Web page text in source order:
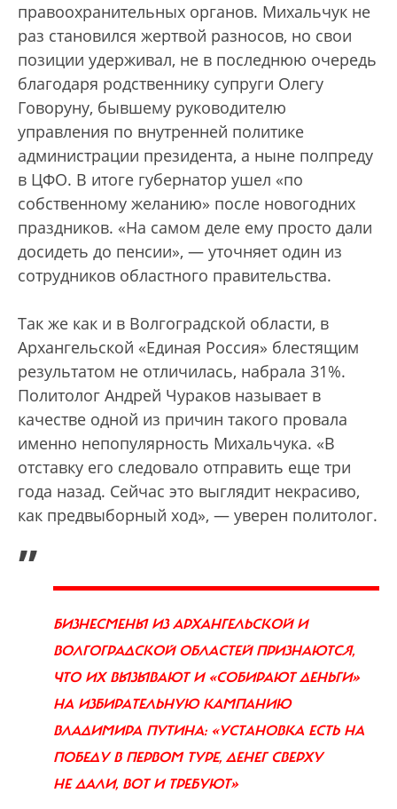
правоохранительных органов. Михальчук не
раз становился жертвой разносов, но свои
позиции удерживал, не в последнюю очередь
благодаря родственнику супруги Олегу
Говоруну, бывшему руководителю
управления по внутренней политике
администрации президента, а ныне полпреду
в ЦФО. В итоге губернатор ушел «по
собственному желанию» после новогодних
праздников. «На самом деле ему просто дали
досидеть до пенсии», — уточняет один из
сотрудников областного правительства.
Так же как и в Волгоградской области, в
Архангельской «Единая Россия» блестящим
результатом не отличилась, набрала 31%.
Политолог Андрей Чураков называет в
качестве одной из причин такого провала
именно непопулярность Михальчука. «В
отставку его следовало отправить еще три
года назад. Сейчас это выглядит некрасиво,
как предвыборный ход», — уверен политолог.
„
БИЗНЕСМЕНЫ ИЗ АРХАНГЕЛЬСКОЙ И
ВОЛГОГРАДСКОЙ ОБЛАСТЕЙ ПРИЗНАЮТСЯ,
ЧТО ИХ ВЫЗЫВАЮТ И «СОБИРАЮТ ДЕНЬГИ»
НА ИЗБИРАТЕЛЬНУЮ КАМПАНИЮ
ВЛАДИМИРА ПУТИНА: «УСТАНОВКА ЕСТЬ НА
ПОБЕДУ В ПЕРВОМ ТУРЕ, ДЕНЕГ СВЕРХУ
НЕ ДАЛИ, ВОТ И ТРЕБУЮТ»